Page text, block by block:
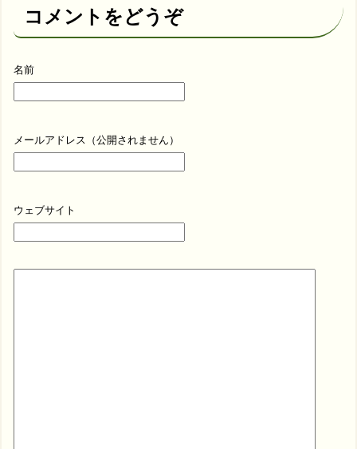
コメントをどうぞ
名前
メールアドレス（公開されません）
ウェブサイト